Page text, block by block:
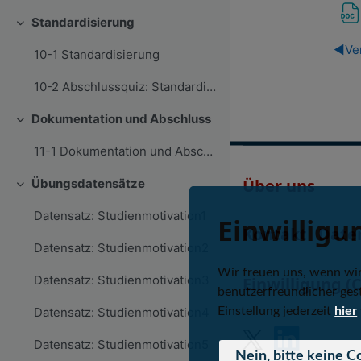
Einklappen
Standardisierung
10-1 Standardisierung
10-2 Abschlussquiz: Standardisierung
Einklappen
Dokumentation und Abschluss
11-1 Dokumentation und Abschluss
Einklappen
Übungsdatensätze
Datensatz: Studienmotivation1
Datensatz: Studienmotivation2
Datensatz: Studienmotivation3
Datensatz: Studienmotivation4
Datensatz: Studienmotivation5
◀︎
Über uns
Kontakt
Einwilligung
Wir freuen uns, wenn
benutzerfreundlicher
Einstellung jederzeit hier
Nein, bitte keine